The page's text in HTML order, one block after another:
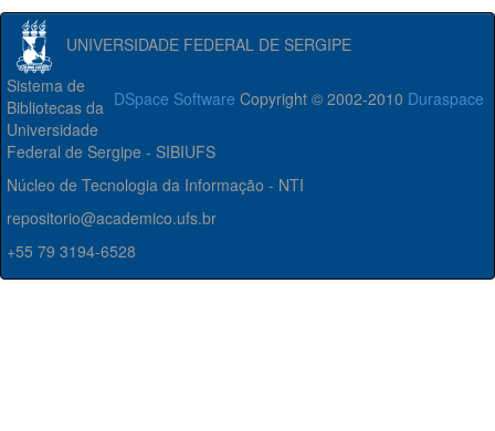
UNIVERSIDADE FEDERAL DE SERGIPE
DSpace Software Copyright © 2002-2010 Duraspace
Sistema de
Bibliotecas da
Universidade
Federal de Sergipe - SIBIUFS
Núcleo de Tecnologia da Informação - NTI
repositorio@academico.ufs.br
+55 79 3194-6528